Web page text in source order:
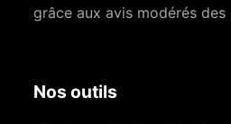
grâce aux avis modérés
Nos outils